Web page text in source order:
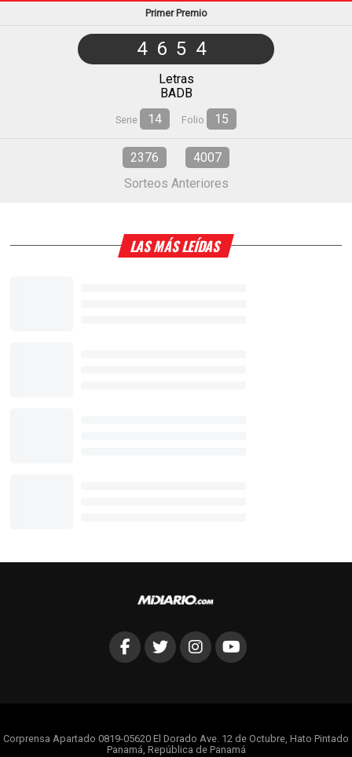
Primer Premio
4654
Letras
BADB
Serie 14 Folio 15
2376
4007
Sorteos Anteriores
LAS MÁS LEÍDAS
Corprensa Apartado 0819-05620 El Dorado Ave. 12 de Octubre, Hato Pintado
Panamá, República de Panamá